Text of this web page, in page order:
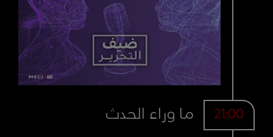
21:00 ما وراء الحدث